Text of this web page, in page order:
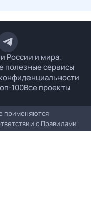
России и мира,
полезные сервисы
100Все проекты
применяются
с Правилами